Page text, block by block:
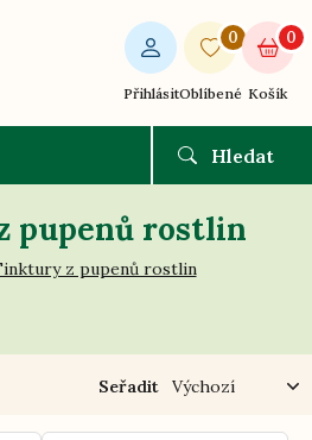
Přihlásit
0
Oblíbené
0
Košík
Hledat
pupenů rostlin
z pupenů rostlin
Seřadit